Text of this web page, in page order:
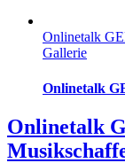
Onlinetalk
Gallerie
Onlinetalk
Onlinetalk